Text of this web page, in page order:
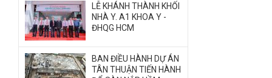
LỄ KHÁNH THÀNH KHỐI
NHÀ Y. A1 KHOA Y -
ĐHQG HCM
BAN ĐIỀU HÀNH DỰ ÁN
TÂN THUẬN TIẾN HÀNH